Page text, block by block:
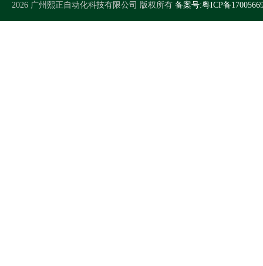
2026 广州熙正自动化科技有限公司 版权所有 备案号:粤ICP备